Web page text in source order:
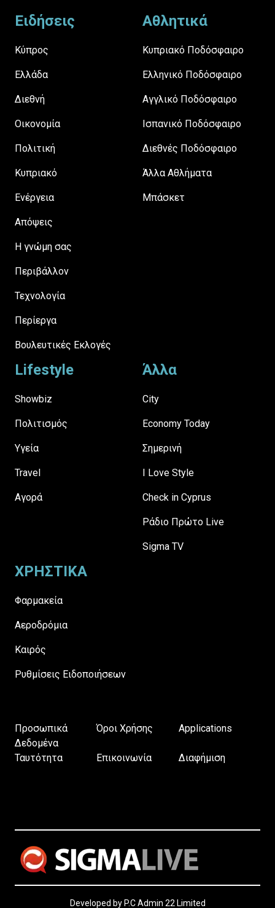
Ειδήσεις
Κύπρος
Ελλάδα
Διεθνή
Οικονομία
Πολιτική
Κυπριακό
Ενέργεια
Απόψεις
H γνώμη σας
Περιβάλλον
Τεχνολογία
Περίεργα
Βουλευτικές Εκλογές
Αθλητικά
Κυπριακό Ποδόσφαιρο
Ελληνικό Ποδόσφαιρο
Αγγλικό Ποδόσφαιρο
Ισπανικό Ποδόσφαιρο
Διεθνές Ποδόσφαιρο
Άλλα Αθλήματα
Μπάσκετ
Lifestyle
Showbiz
Πολιτισμός
Υγεία
Travel
Αγορά
Άλλα
City
Economy Today
Σημερινή
I Love Style
Check in Cyprus
Ράδιο Πρώτο Live
Sigma TV
ΧΡΗΣΤΙΚΑ
Φαρμακεία
Αεροδρόμια
Καιρός
Ρυθμίσεις Ειδοποιήσεων
Προσωπικά
Δεδομένα
Όροι Χρήσης Applications
Ταυτότητα Επικοινωνία Διαφήμιση
Developed by P.C Admin 22 Limited